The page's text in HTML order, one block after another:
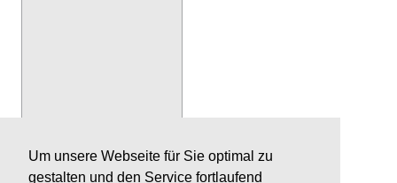
Um unsere Webseite für Sie optimal zu
gestalten und den Service fortlaufend